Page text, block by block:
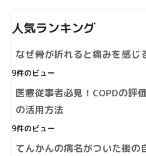
人気ランキング
なぜ骨が折れると痛みを感じ
9件のビュー
医療従事者必見！COPDの評
の活用方法
9件のビュー
てんかんの病名がついた後の